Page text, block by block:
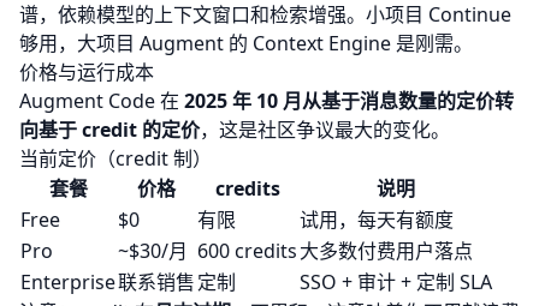
谱，依赖模型的上下文窗口和检索增强。小项目 Continue
够用，大项目 Augment 的 Context Engine 是刚需。
价格与运行成本
Augment Code 在 2025 年 10 月从基于消息数量的定价转
向基于 credit 的定价，这是社区争议最大的变化。
当前定价（credit 制）
套餐
价格 credits
说明
Free
$0 有限
试用，每天有额度
Pro
~$30/月 600 credits大多数付费用户落点
Enterprise联系销售定制
SSO + 审计 + 定制 SLA